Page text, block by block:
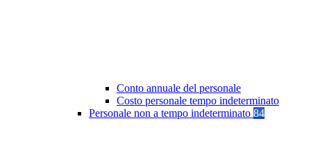
Conto annuale del personale
Costo personale tempo indeterminato
Personale non a tempo indeterminato 84